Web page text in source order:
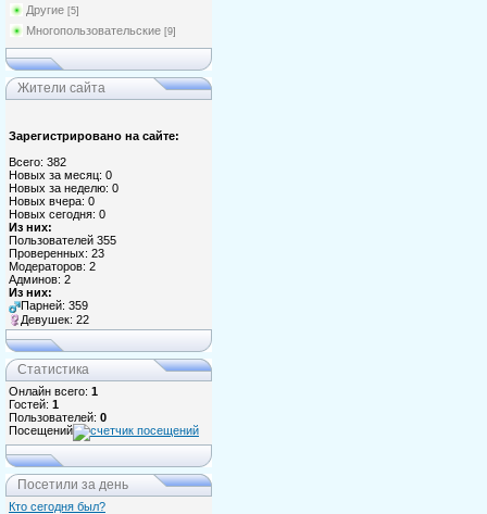
Другие [5]
Многопользовательские [9]
Жители сайта
Зарегистрировано на сайте:
Всего: 382
Новых за месяц: 0
Новых за неделю: 0
Новых вчера: 0
Новых сегодня: 0
Из них:
Пользователей 355
Проверенных: 23
Модераторов: 2
Админов: 2
Из них:
Парней: 359
Девушек: 22
Статистика
Онлайн всего: 1
Гостей: 1
Пользователей: 0
Посещений
Посетили за день
Кто сегодня был?